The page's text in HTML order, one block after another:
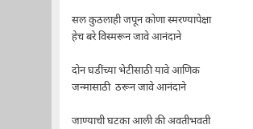
सल कुठलाही जपून कोणा स्मरण्यापेक्षा
हेच बरे विस्मरून जावे आनंदाने
दोन घडींच्या भेटीसाठी यावे आणिक
जन्मासाठी ठरून जावे आनंदाने
जाण्याची घटका आली की अवतीभवती